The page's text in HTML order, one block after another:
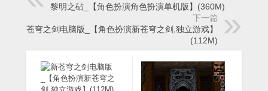
黎明之砧_【角色扮演角色扮演单机版】(360M)
下一篇
新苍穹之剑电脑版_【角色扮演新苍穹之剑,独立游戏】
(112M)